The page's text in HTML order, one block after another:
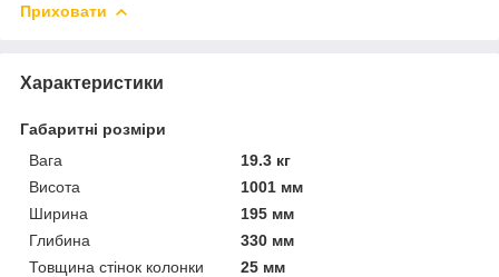
Приховати
Характеристики
Габаритні розміри
Вага
19.3 кг
Висота
1001 мм
Ширина
195 мм
Глибина
330 мм
Товщина стінок колонки
25 мм